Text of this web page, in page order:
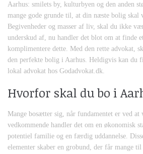
Aarhus: smilets by, kulturbyen og den anden
mange gode grunde til, at din næste bolig skal
Begivenheder og masser af liv, skal du ikke
underskud af, nu handler det blot om at finde
komplimentere dette. Med den rette advokat,
den perfekte bolig i Aarhus. Heldigvis kan du
lokal advokat hos Godadvokat.dk.
Hvorfor skal du bo i
Mange bosætter sig, når fundamentet er ved at
vedkommende handler det om en økonomisk
potentiel familie og en færdig uddannelse.
elementer skaber en grobund, der får mange